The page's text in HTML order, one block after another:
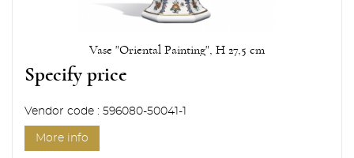
Vase "Oriental Painting", H 27,5 cm
Specify price
Vendor code : 596080-50041-1
More info